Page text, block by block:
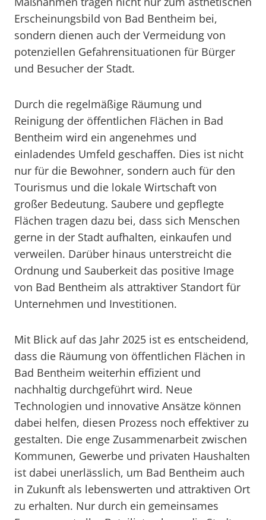
Erscheinungsbild von Bad Bentheim bei,
sondern dienen auch der Vermeidung von
potenziellen Gefahrensituationen für Bürger
und Besucher der Stadt.
Durch die regelmäßige Räumung und
Reinigung der öffentlichen Flächen in Bad
Bentheim wird ein angenehmes und
einladendes Umfeld geschaffen. Dies ist nicht
nur für die Bewohner, sondern auch für den
Tourismus und die lokale Wirtschaft von
großer Bedeutung. Saubere und gepflegte
Flächen tragen dazu bei, dass sich Menschen
gerne in der Stadt aufhalten, einkaufen und
verweilen. Darüber hinaus unterstreicht die
Ordnung und Sauberkeit das positive Image
von Bad Bentheim als attraktiver Standort für
Unternehmen und Investitionen.
Mit Blick auf das Jahr 2025 ist es entscheidend,
dass die Räumung von öffentlichen Flächen in
Bad Bentheim weiterhin effizient und
nachhaltig durchgeführt wird. Neue
Technologien und innovative Ansätze können
dabei helfen, diesen Prozess noch effektiver zu
gestalten. Die enge Zusammenarbeit zwischen
Kommunen, Gewerbe und privaten Haushalten
ist dabei unerlässlich, um Bad Bentheim auch
in Zukunft als lebenswerten und attraktiven Ort
zu erhalten. Nur durch ein gemeinsames